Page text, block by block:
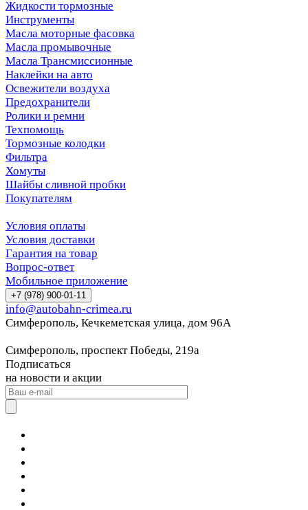
Жидкости тормозные
Инструменты
Масла моторные фасовка
Масла промывочные
Масла Трансмиссионные
Наклейки на авто
Освежители воздуха
Предохранители
Ролики и ремни
Техпомощь
Тормозные колодки
Фильтра
Хомуты
Шайбы сливной пробки
Покупателям
Условия оплаты
Условия доставки
Гарантия на товар
Вопрос-ответ
Мобильное приложение
+7 (978) 900-01-11
info@autobahn-crimea.ru
Симферополь, Кечкеметская улица, дом 96А
Симферополь, проспект Победы, 219а
Подписаться
на новости и акции